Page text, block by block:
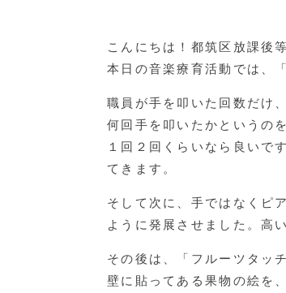
こんにちは！都筑区放課後
本日の音楽療育活動では、
職員が手を叩いた回数だけ
何回手を叩いたかというの
１回２回くらいなら良いで
てきます。
そして次に、手ではなくピ
ように発展させました。高
その後は、「フルーツタッ
壁に貼ってある果物の絵を